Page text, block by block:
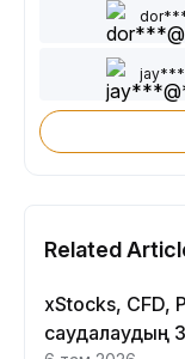
Related
xStocks, CFD,
саудалаудың